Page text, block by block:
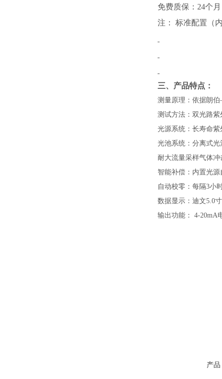
免费质保： 24个
注： 标准配置（
三、产品特点：
测量原理：依据朗伯
测试方法：双光路紫
光源系统：长寿命
光池系统：分离式
耐大流量采样气体冲
智能补偿：内置光
自动校零：每隔3小
数据显示：迪文5.0
输出功能：
4-20mA
产品